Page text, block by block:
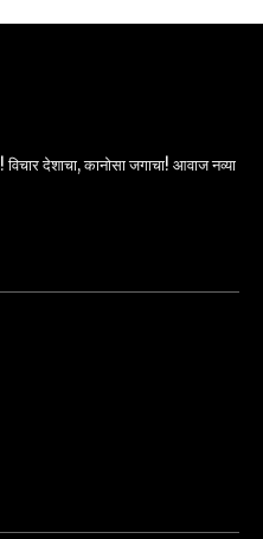
देशाचा, कानोसा जगाचा! आवाज नव्या